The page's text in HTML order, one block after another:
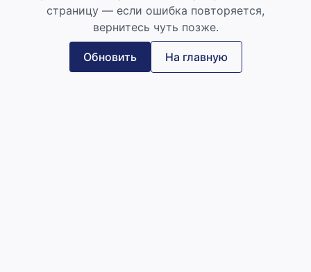
страницу — если ошибка повторяется,
вернитесь чуть позже.
Обновить На главную